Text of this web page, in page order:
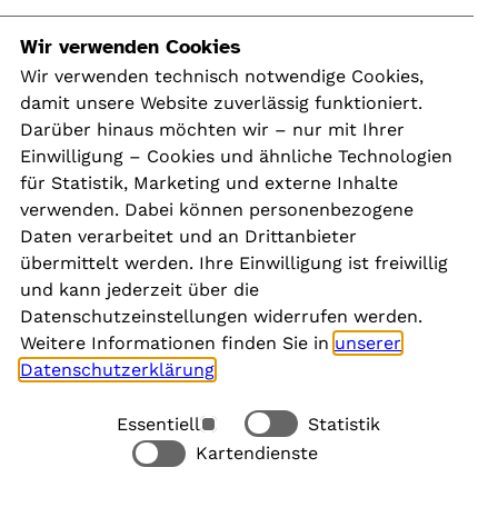
Navigation
Kontakt
Presse
Aktuelles
Karriere
Newsletter
Social Media
Rechtliches
Wir verwenden Cookies
Wir verwenden technisch notwendige Cookies,
damit unsere Website zuverlässig funktioniert.
Darüber hinaus möchten wir – nur mit Ihrer
Einwilligung – Cookies und ähnliche Technologien
für Statistik, Marketing und externe Inhalte
verwenden. Dabei können personenbezogene
Daten verarbeitet und an Drittanbieter
übermittelt werden. Ihre Einwilligung ist freiwillig
und kann jederzeit über die
Datenschutzeinstellungen widerrufen werden.
Weitere Informationen finden Sie in unserer
Datenschutzerklärung
Essentiell
Statistik
Kartendienste